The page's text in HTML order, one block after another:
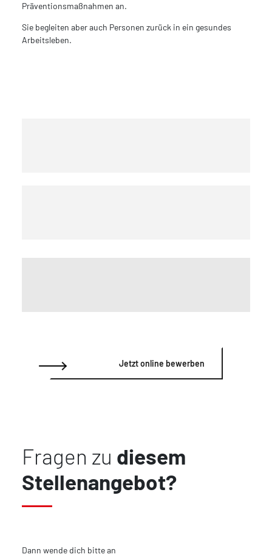
Präventionsmaßnahmen an.
Sie begleiten aber auch Personen zurück in ein gesundes
Arbeitsleben.
Jetzt online bewerben
Fragen zu diesem
Stellenangebot?
Dann wende dich bitte an